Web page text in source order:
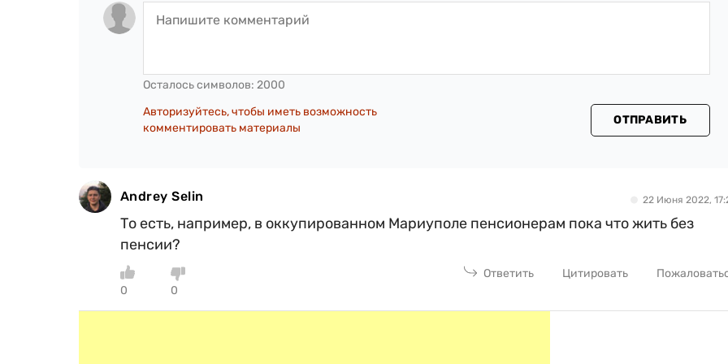
Осталось символов: 2000
Авторизуйтесь, чтобы иметь возможность
комментировать материалы
ОТПРАВИТЬ
Andrey Selin 22 Июня 2022,
То есть, например, в оккупированном Мариуполе пенсионерам пока что жить без
пенсии?
0 0
Ответить Цитировать